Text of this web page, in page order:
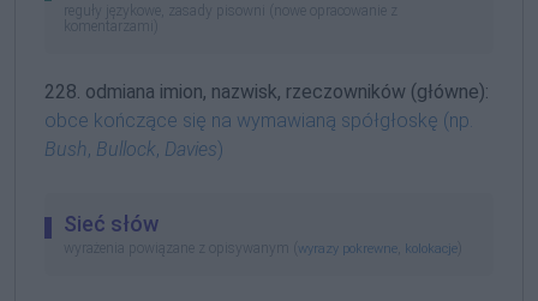
reguły językowe, zasady pisowni (nowe opracowanie z
komentarzami)
228. odmiana imion, nazwisk, rzeczowników (główne):
obce kończące się na wymawianą spółgłoskę (np.
Bush, Bullock, Davies)
Sieć słów
wyrażenia powiązane z opisywanym ( wyrazy pokrewne kolokacje